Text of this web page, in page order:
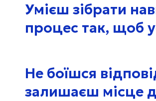
Умієш зібрати
процес так, щоб
Не боїшся
залишаєш місце